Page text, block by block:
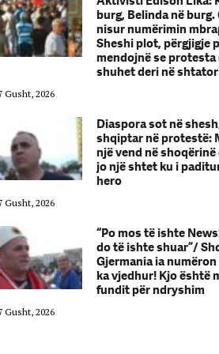
burg, Belinda në burg.
nisur numërimin
Sheshi plot, përgjigje
mendojnë se protesta
shuhet deri në
Gusht, 2026
Diaspora sot në
shqiptar në protestë:
një vend në
jo një shtet ku i
hero
Gusht, 2026
“Po mos të ishte
do të ishte shuar”/
Gjermania ia numëron
ka vjedhur! Kjo është
fundit për ndryshim
Gusht, 2026